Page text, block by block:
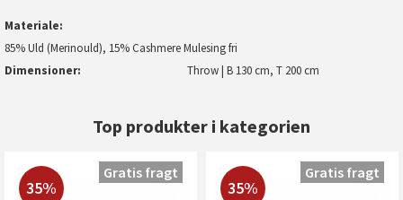
Materiale
85% Uld (Merinould), 15% Cashmere Mulesing fri
Dimensioner
Throw | B 130 cm, T 200 cm
Top produkter i kategorien
35%
Gratis fragt
35%
Gratis fragt